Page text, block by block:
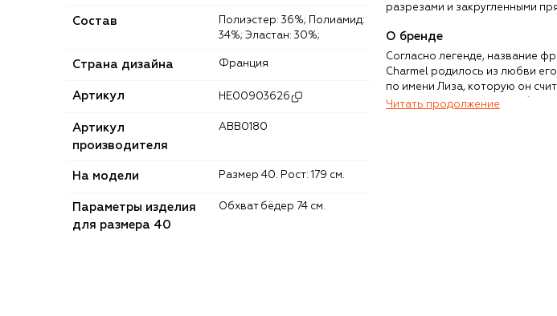
Состав
34%; Эластан: 30%;
Страна дизайна Франция
Артикул HE00903626
Артикул
производителя
ABB0180
На модели Размер 40. Рост: 179 см.
Параметры изделия
для размера 40
Обхват бёдер 74 см.
разрезами и закругленными
О бренде
Согласно легенде, название
Charmel родилось из любви
по имени Лиза, которую он
очарованием. С 1950-х
Читать продолжение